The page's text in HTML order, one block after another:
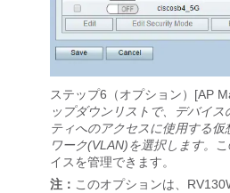
ステップ6（オプション）[AP
ップダウンリストで、デバイ
ティへのアクセスに使用する仮
ワーク(VLAN)を選択します。
イスを管理できます。
注： このオプションは、